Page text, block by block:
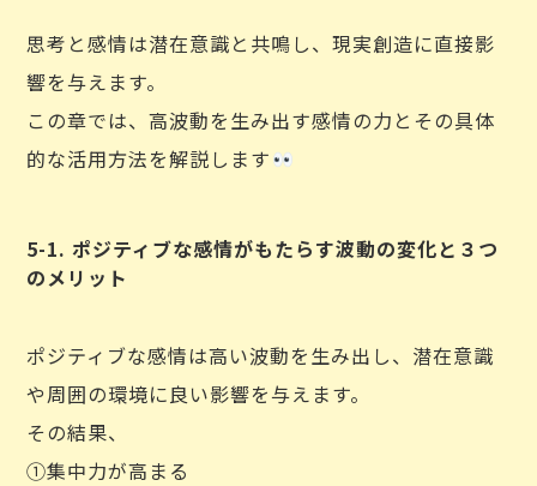
思考と感情は潜在意識と共鳴し、現実創造に直接影
響を与えます。
この章では、高波動を生み出す感情の力とその具体
的な活用方法を解説します
5-1. ポジティブな感情がもたらす波動の変化と３つ
のメリット
ポジティブな感情は高い波動を生み出し、潜在意識
や周囲の環境に良い影響を与えます。
その結果、
①集中力が高まる